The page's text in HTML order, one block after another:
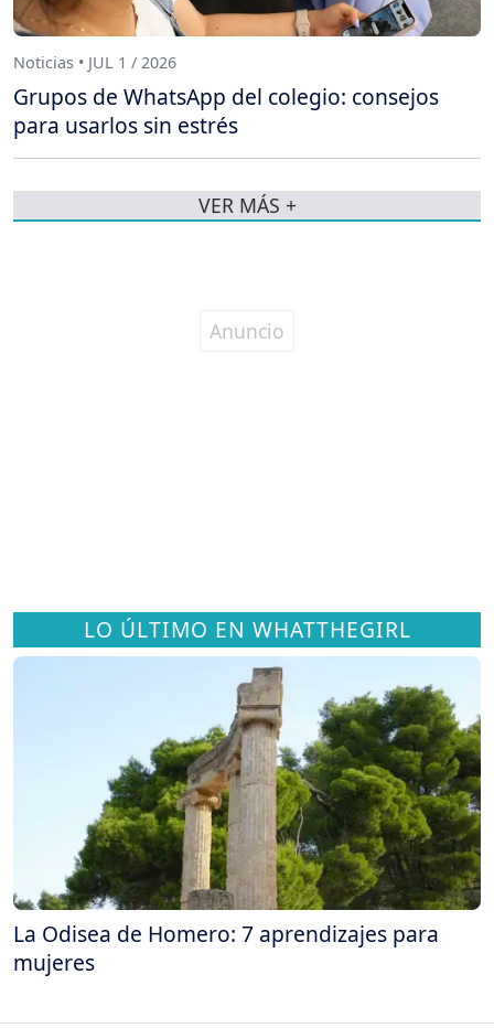
LO ÚLTIMO EN WHATTHEGIRL
La Odisea de Homero: 7 aprendizajes para
mujeres
Noticias • JUL 1 / 2026
Grupos de WhatsApp del colegio: consejos
para usarlos sin estrés
VER MÁS +